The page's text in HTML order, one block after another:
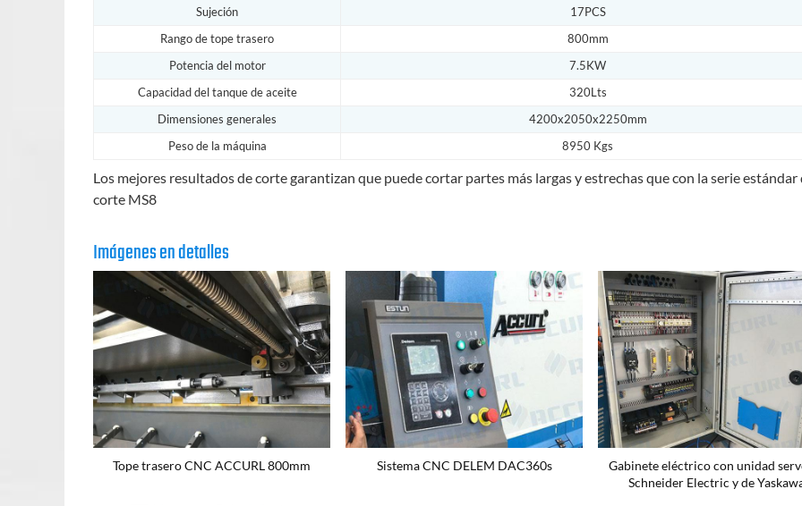
Sujeción
17PCS
Rango de tope trasero
800mm
Potencia del motor
7.5KW
Capacidad del tanque de aceite
320Lts
Dimensiones generales
4200x2050x2250mm
Peso de la máquina
8950 Kgs
Los mejores resultados de corte garantizan que puede cortar partes más largas y estrechas que con la serie estándar
corte MS8
Imágenes en detalles
Tope trasero CNC ACCURL 800mm Sistema CNC DELEM DAC360s
Gabinete eléctrico con unidad
Schneider Electric y de